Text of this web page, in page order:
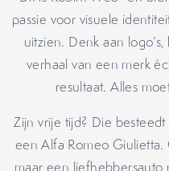
passie voor visuele
uitzien. Denk aan
verhaal van een merk
resultaat. Alles
Zijn vrije tijd? Die
een Alfa Romeo
maar een liefhebbersauto